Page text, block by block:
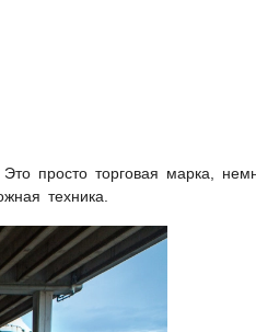
просто торговая марка,
техника.